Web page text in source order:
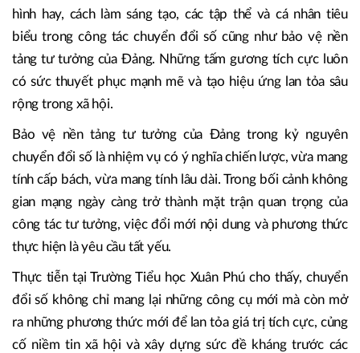
hình hay, cách làm sáng tạo, các tập thể và cá nhân tiêu
biểu trong công tác chuyển đổi số cũng như bảo vệ nền
tảng tư tưởng của Đảng. Những tấm gương tích cực luôn
có sức thuyết phục mạnh mẽ và tạo hiệu ứng lan tỏa sâu
rộng trong xã hội.
Bảo vệ nền tảng tư tưởng của Đảng trong kỷ nguyên
chuyển đổi số là nhiệm vụ có ý nghĩa chiến lược, vừa mang
tính cấp bách, vừa mang tính lâu dài. Trong bối cảnh không
gian mạng ngày càng trở thành mặt trận quan trọng của
công tác tư tưởng, việc đổi mới nội dung và phương thức
thực hiện là yêu cầu tất yếu.
Thực tiễn tại Trường Tiểu học Xuân Phú cho thấy, chuyển
đổi số không chỉ mang lại những công cụ mới mà còn mở
ra những phương thức mới để lan tỏa giá trị tích cực, củng
cố niềm tin xã hội và xây dựng sức đề kháng trước các